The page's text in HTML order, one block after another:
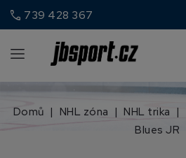
call 739 428 367
Domů NHL zóna NHL trika
Blues JR